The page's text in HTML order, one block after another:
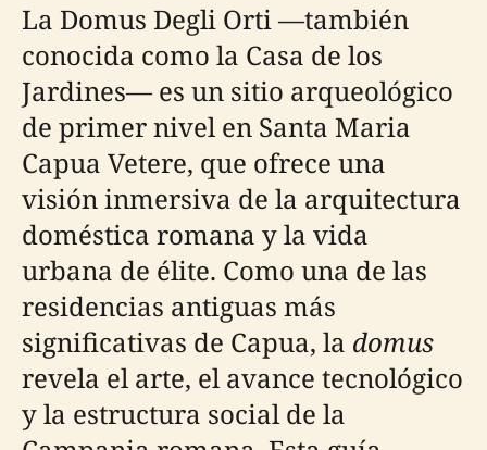
La Domus Degli Orti —también
conocida como la Casa de los
Jardines— es un sitio arqueológico
de primer nivel en Santa Maria
Capua Vetere, que ofrece una
visión inmersiva de la arquitectura
doméstica romana y la vida
urbana de élite. Como una de las
residencias antiguas más
significativas de Capua, la domus
revela el arte, el avance tecnológico
y la estructura social de la